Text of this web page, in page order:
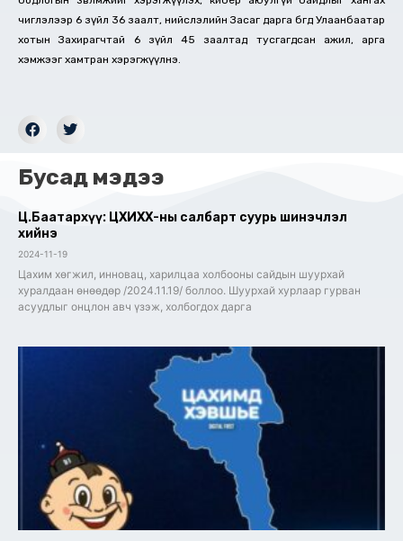
чиглэлээр 6 зүйл 36 заалт, нийслэлийн Засаг дарга бөгөөд Улаанбаатар
хотын Захирагчтай 6 зүйл 45 заалтад тусгагдсан ажил, арга
хэмжээг хамтран хэрэгжүүлнэ.
Бусад мэдээ
Ц.Баатархүү: ЦХИХХ-ны салбарт суурь шинэчлэл
хийнэ
2024-11-19
Цахим хөгжил, инновац, харилцаа холбооны сайдын шуурхай
хуралдаан өнөөдөр /2024.11.19/ боллоо. Шуурхай хурлаар гурван
асуудлыг онцлон авч үзэж, холбогдох дарга